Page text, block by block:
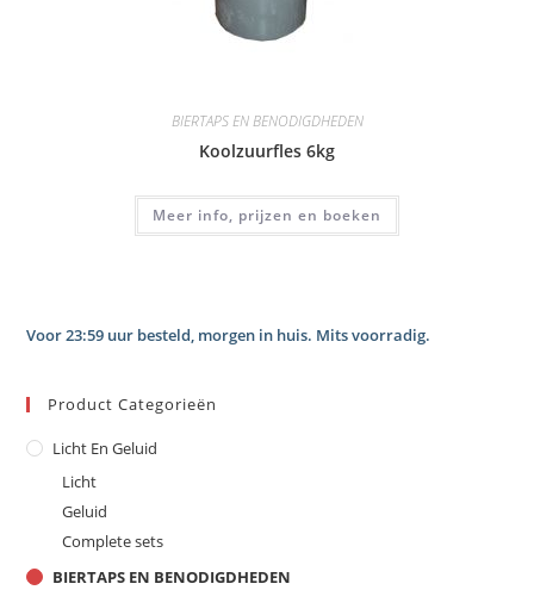
BIERTAPS EN BENODIGDHEDEN
Koolzuurfles 6kg
Meer info, prijzen en boeken
Voor 23:59 uur besteld, morgen in huis. Mits voorradig.
Product Categorieën
Licht En Geluid
Licht
Geluid
Complete sets
BIERTAPS EN BENODIGDHEDEN